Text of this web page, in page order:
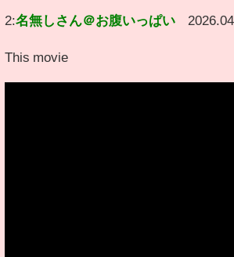
2:名無しさん＠お腹いっぱい
This movie